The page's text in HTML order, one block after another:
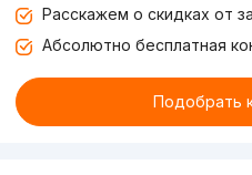
Расскажем о скидках от
Абсолютно бесплатная
Подобрать